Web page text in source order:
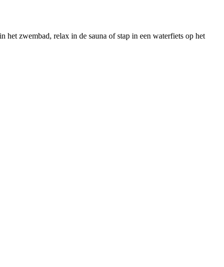
zwembad, relax in de sauna of stap in een waterfiets op het